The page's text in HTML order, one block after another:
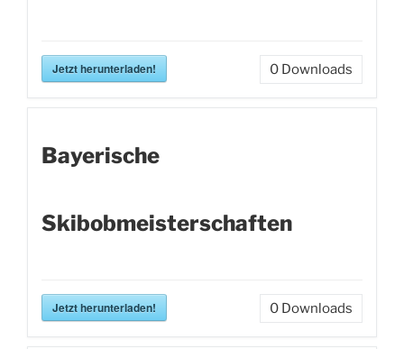
Jetzt herunterladen! 0 Downloads
Bayerische
Skibobmeisterschaften
Jetzt herunterladen! 0 Downloads